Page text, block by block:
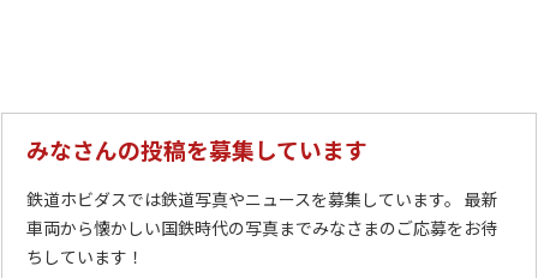
みなさんの投稿を募集しています
鉄道ホビダスでは鉄道写真やニュースを募集しています。 最新
車両から懐かしい国鉄時代の写真までみなさまのご応募をお待
ちしています！